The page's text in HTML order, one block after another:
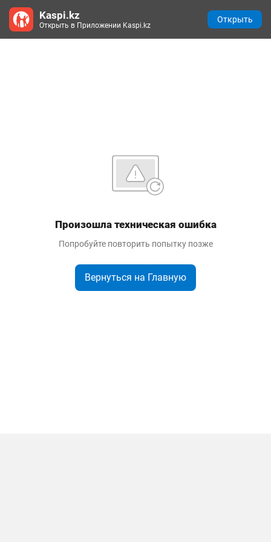
Произошла техническая ошибка
Попробуйте повторить попытку позже
Вернуться на Главную
Kaspi.kz
Открыть в Приложении Kaspi.kz
Открыть